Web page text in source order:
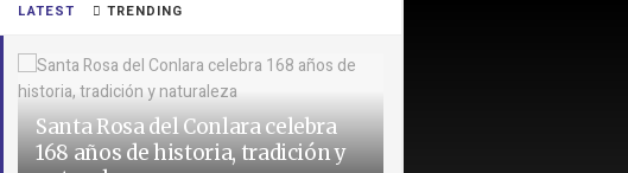
LATEST TRENDING
Santa Rosa del Conlara celebra
168 años de historia, tradición y